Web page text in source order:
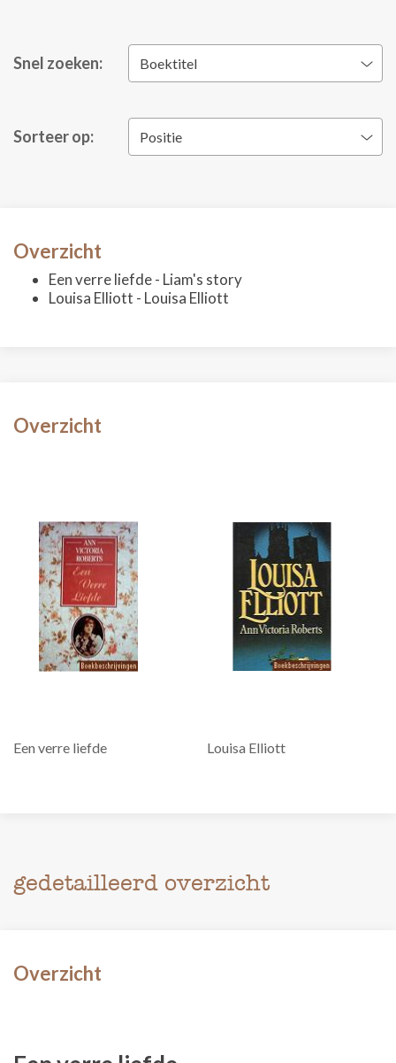
Snel zoeken: Boektitel
Sorteer op: Positie
Overzicht
Een verre liefde - Liam's story
Louisa Elliott - Louisa Elliott
Overzicht
Een verre liefde Louisa Elliott
gedetailleerd overzicht
Overzicht